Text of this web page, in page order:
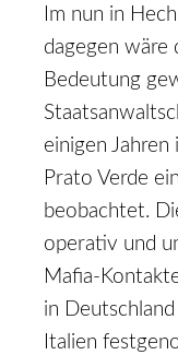
Im nun in
dagegen wäre
Bedeutung
einigen
Prato Verde
beobachtet.
operativ und
Mafia-
in
Italien